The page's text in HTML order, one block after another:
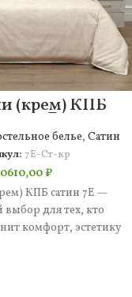
(крем) КПБ
сатин 7Е
белье, Сатин
7Е-Ст-кр
₽
КПБ сатин 7Е —
для тех, кто
комфорт, эстетику